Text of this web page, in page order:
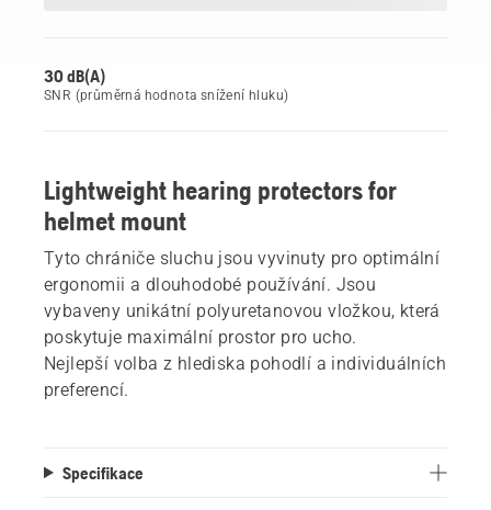
30 dB(A)
SNR (průměrná hodnota snížení hluku)
Lightweight hearing protectors for
helmet mount
Tyto chrániče sluchu jsou vyvinuty pro optimální
ergonomii a dlouhodobé používání. Jsou
vybaveny unikátní polyuretanovou vložkou, která
poskytuje maximální prostor pro ucho.
Nejlepší volba z hlediska pohodlí a individuálních
preferencí.
Specifikace